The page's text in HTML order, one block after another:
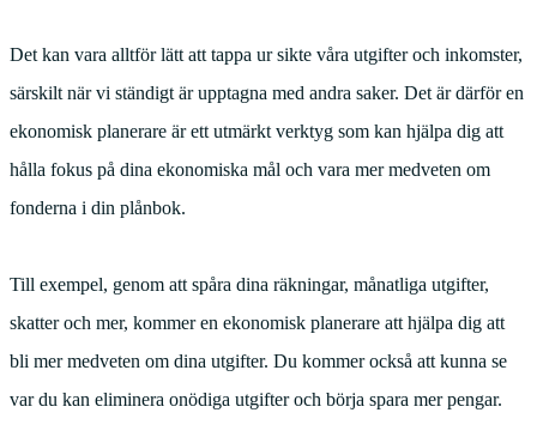
Det kan vara alltför lätt att tappa ur sikte våra utgifter och inkomster,
särskilt när vi ständigt är upptagna med andra saker. Det är därför en
ekonomisk planerare är ett utmärkt verktyg som kan hjälpa dig att
hålla fokus på dina ekonomiska mål och vara mer medveten om
fonderna i din plånbok.
Till exempel, genom att spåra dina räkningar, månatliga utgifter,
skatter och mer, kommer en ekonomisk planerare att hjälpa dig att
bli mer medveten om dina utgifter. Du kommer också att kunna se
var du kan eliminera onödiga utgifter och börja spara mer pengar.